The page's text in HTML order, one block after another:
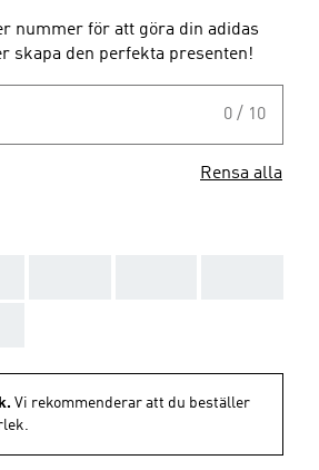
nummer för att göra din adidas
skapa den perfekta presenten!
0 / 10
Rensa alla
Vi rekommenderar att du beställer